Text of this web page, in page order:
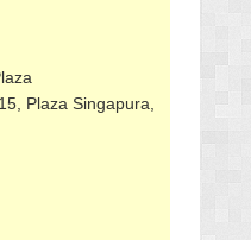
Plaza Singapura,